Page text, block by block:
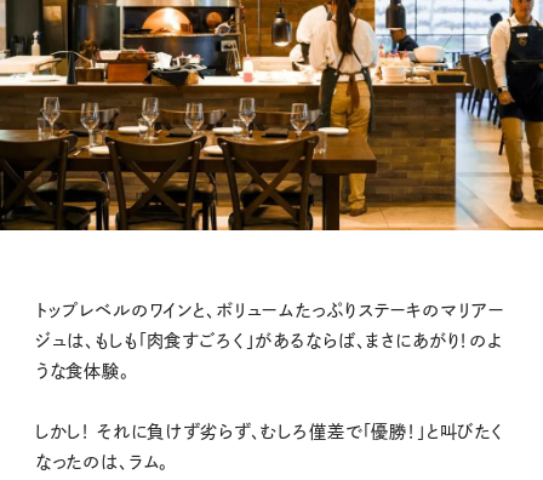
トップレベルのワインと、ボリュームたっぷりステーキのマリアー
ジュは、もしも「肉食すごろく」があるならば、まさにあがり！のよ
うな食体験。
しかし！ それに負けず劣らず、むしろ僅差で「優勝！」と叫びたく
なったのは、ラム。